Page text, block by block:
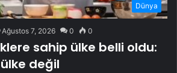
Dünya
Ağustos 7, 2026 0 0
sahip ülke belli oldu:
değil